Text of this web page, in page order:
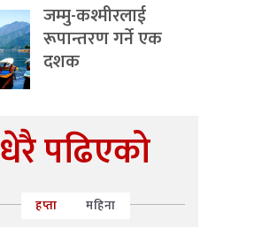
जम्मु-कश्मीरलाई
रूपान्तरण गर्ने एक
दशक
धेरै पढिएको
हप्ता महिना